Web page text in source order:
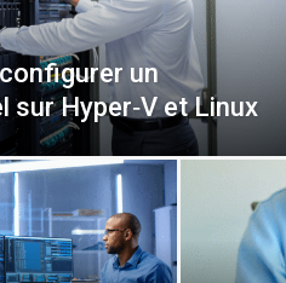
un
Hyper‑V et Linux